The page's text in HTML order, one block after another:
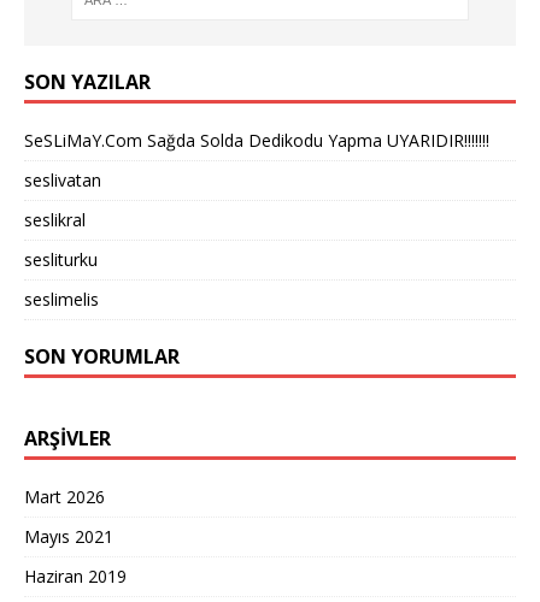
SON YAZILAR
SeSLiMaY.Com Sağda Solda Dedikodu Yapma UYARIDIR!!!!!!!
seslivatan
seslikral
sesliturku
seslimelis
SON YORUMLAR
ARŞIVLER
Mart 2026
Mayıs 2021
Haziran 2019